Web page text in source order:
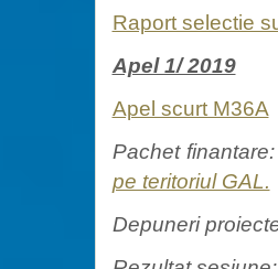
Raport selectie
Apel 1/ 2019
Apel scurt M36A
Pachet
pe teritoriul GAL.
Depuneri